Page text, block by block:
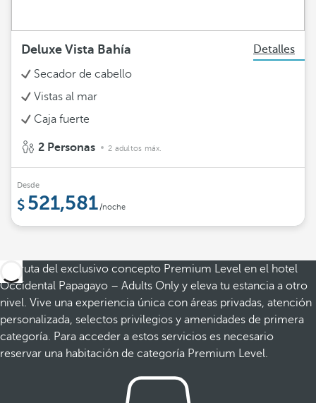
Deluxe Vista Bahía
Detalles
Secador de cabello
Vistas al mar
Caja fuerte
2 Personas 2 adultos máx.
Desde
521,581/noche
Disfruta del exclusivo concepto Premium Level en el hotel
Occidental Papagayo – Adults Only y eleva tu estancia a otro
nivel. Vive una experiencia única con áreas privadas, atención
personalizada, selectos privilegios y amenidades de primera
categoría. Para acceder a estos servicios es necesario
reservar una habitación de categoría Premium Level.